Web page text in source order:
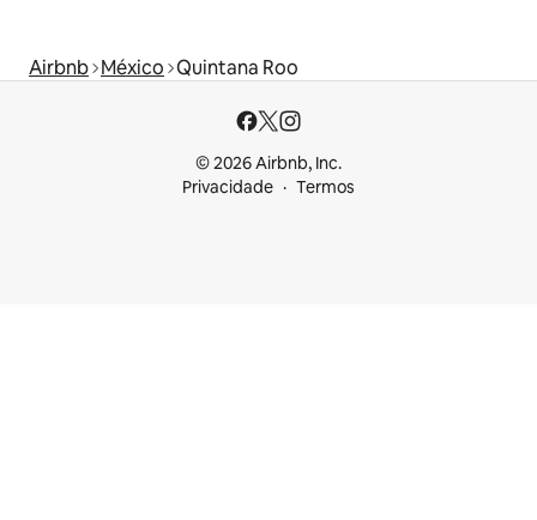
Airbnb México Quintana Roo
© 2026 Airbnb, Inc.
Privacidade
Termos